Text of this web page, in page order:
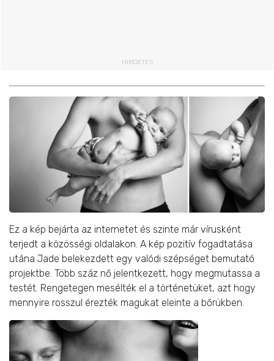
HIRDETÉS
Ez a kép bejárta az internetet és szinte már vírusként
terjedt a közösségi oldalakon. A kép pozitív fogadtatása
utána Jade belekezdett egy valódi szépséget bemutató
projektbe. Több száz nő jelentkezett, hogy megmutassa a
testét. Rengetegen mesélték el a történetüket, azt hogy
mennyire rosszul érezték magukat eleinte a bőrükben.